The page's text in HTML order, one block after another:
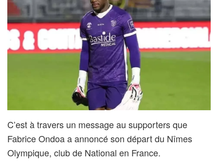
C’est à travers un message au supporters que
Fabrice Ondoa a annoncé son départ du Nîmes
Olympique, club de National en France.